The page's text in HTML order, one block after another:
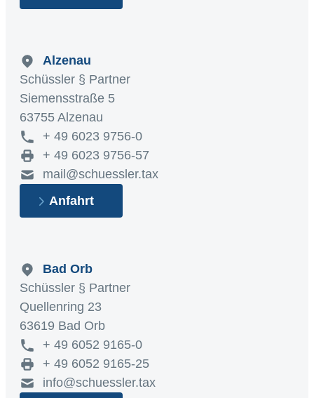
Alzenau
Schüssler § Partner
Siemensstraße 5
63755 Alzenau
+ 49 6023 9756-0
+ 49 6023 9756-57
mail@schuessler.tax
Anfahrt
Bad Orb
Schüssler § Partner
Quellenring 23
63619 Bad Orb
+ 49 6052 9165-0
+ 49 6052 9165-25
info@schuessler.tax